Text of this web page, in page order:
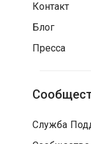
Контакт
Блог
Пресса
Служба